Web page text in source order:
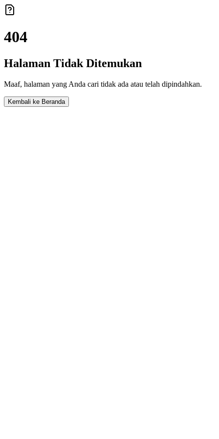
404
Halaman Tidak Ditemukan
Maaf, halaman yang Anda cari tidak ada atau telah dipindahkan.
Kembali ke Beranda